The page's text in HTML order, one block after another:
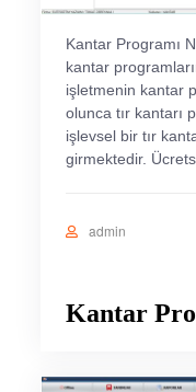
Kantar Programı
kantar
işletmenin kantar
olunca tır kantarı
işlevsel bir tır
girmektedir.
admin
Kantar